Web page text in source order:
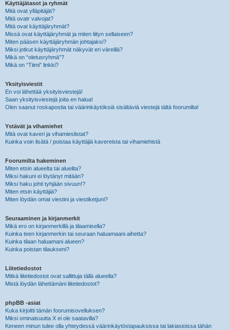
Käyttäjätasot ja ryhmät
Mitä ovat ylläpitäjät?
Mitä ovatr valvojat?
Mitä ovat käyttäjäryhmät?
Missä ovat käyttäjäryhmät ja miten liityn sellaiseen?
Miten pääsen käyttäjäryhmän johtajaksi?
Miksi jotkut käyttäjäryhmät näkyvät eri väreillä?
Mikä on “oletusryhmä”?
Mikä on “Tiimi” linkki?
Yksityisviestit
En voi lähettää yksityisviestejä!
Saan yksityisviestejä joita en halua!
Olen saanut roskapostia tai väärinkäytöksiä sisältäviä viestejä tältä foorumilta!
Ystävät ja vihamiehet
Mitä ovat kaveri ja vihamieslistat?
Kuinka voin lisätä / poistaa käyttäjiä kavereista tai vihamiehistä
Foorumilta hakeminen
Miten etsin alueelta tai alueilta?
Miksi hakuni ei löytänyt mitään?
Miksi haku johti tyhjään sivuun!?
Miten etsin käyttäjiä?
Miten löydän omat viestini ja viestiketjuni?
Seuraaminen ja kirjanmerkit
Mikä ero on kirjanmerkillä ja tilaamisella?
Kuinka teen kirjanmerkin tai seuraan haluamaani aihetta?
Kuinka tilaan haluamani alueen?
Kuinka poistan tilaukseni?
Liitetiedostot
Mitkä liitetiedostot ovat sallittuja tällä alueella?
Mistä löydän lähettämäni liitetiedostot?
phpBB -asiat
Kuka kirjoitti tämän foorumisovelluksen?
Miksi ominaisuutta X ei ole saatavilla?
Keneen minun tulee olla yhteydessä väärinkäytöstapauksissa tai lakiasioissa tähän